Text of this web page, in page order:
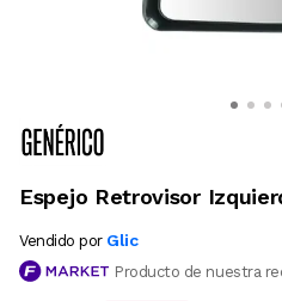
Espejo Retrovisor
Vendido por Glic
Producto de nuestra